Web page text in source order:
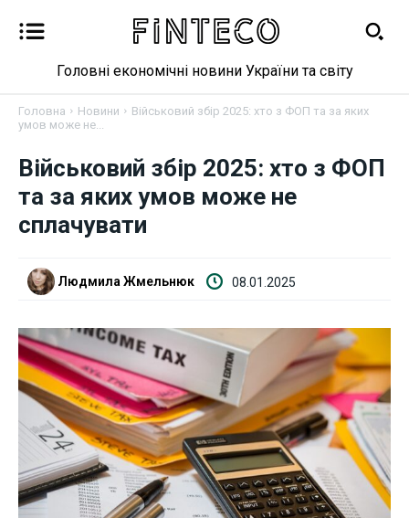
Новини
Бізнес
Криптовалюта
Робота і освіта
Публікації
ФОП
Головні економічні новини України та світу
Головна Новини
Військовий збір 2025: хто з ФОП та за яких
умов може не...
Військовий збір 2025: хто з ФОП
та за яких умов може не
сплачувати
Людмила Жмельнюк 08.01.2025